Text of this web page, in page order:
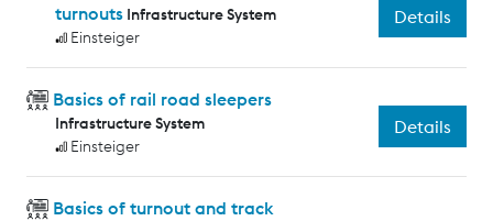
turnouts Infrastructure System
Einsteiger
Details
Basics of rail road sleepers
Infrastructure System
Einsteiger
Details
Basics of turnout and track